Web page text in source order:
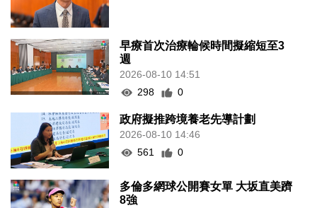
早療首次治療輪候時間擬縮短至3
週
2026-08-10 14:51
298
0
政府擬推跨境養老先導計劃
2026-08-10 14:46
561
0
多倫多網球公開賽女單 大坂直美躋
8強